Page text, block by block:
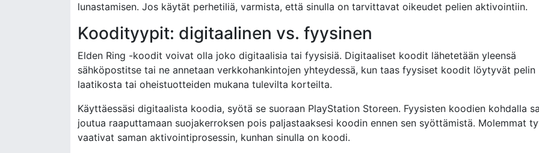
lunastamisen. Jos käytät perhetiliä, varmista, että sinulla on tarvittavat oikeudet pelien aktivointiin.
Koodityypit: digitaalinen vs. fyysinen
Elden Ring -koodit voivat olla joko digitaalisia tai fyysisiä. Digitaaliset koodit lähetetään yleensä
sähköpostitse tai ne annetaan verkkohankintojen yhteydessä, kun taas fyysiset koodit löytyvät pelin
laatikosta tai oheistuotteiden mukana tulevilta korteilta.
Käyttäessäsi digitaalista koodia, syötä se suoraan PlayStation Storeen. Fyysisten koodien kohdalla
joutua raaputtamaan suojakerroksen pois paljastaaksesi koodin ennen sen syöttämistä. Molemmat
vaativat saman aktivointiprosessin, kunhan sinulla on koodi.